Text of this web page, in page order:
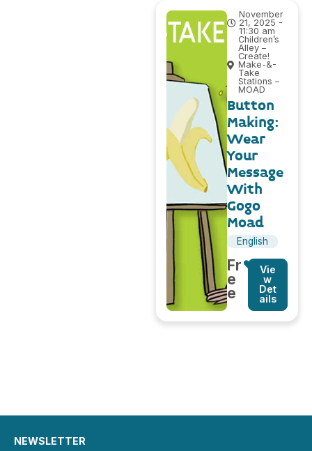
November
21, 2025 -
11:30 am
Children’s
Alley –
Create!
Make-&-
Take
Stations –
MOAD
Button
Making:
Wear
Your
Message
With
Gogo
Moad
English
Fr
e
e
Vie
w
Det
ails
NEWSLETTER